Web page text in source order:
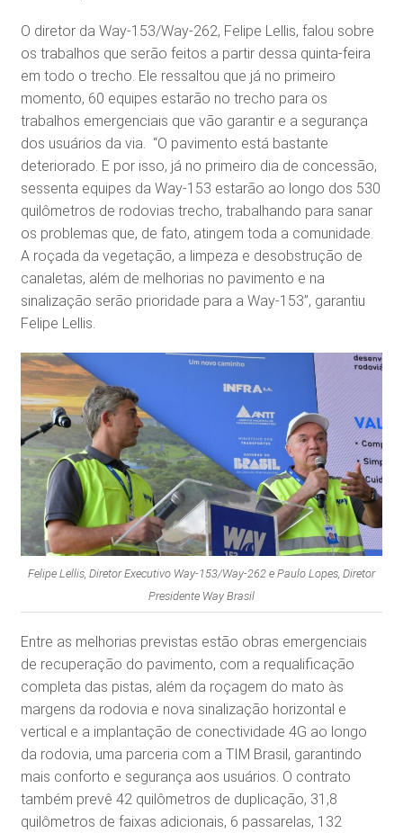
O diretor da Way-153/Way-262, Felipe Lellis, falou sobre
os trabalhos que serão feitos a partir dessa quinta-feira
em todo o trecho. Ele ressaltou que já no primeiro
momento, 60 equipes estarão no trecho para os
trabalhos emergenciais que vão garantir e a segurança
dos usuários da via. “O pavimento está bastante
deteriorado. E por isso, já no primeiro dia de concessão,
sessenta equipes da Way-153 estarão ao longo dos 530
quilômetros de rodovias trecho, trabalhando para sanar
os problemas que, de fato, atingem toda a comunidade.
A roçada da vegetação, a limpeza e desobstrução de
canaletas, além de melhorias no pavimento e na
sinalização serão prioridade para a Way-153”, garantiu
Felipe Lellis.
Felipe Lellis, Diretor Executivo Way-153/Way-262 e Paulo Lopes, Diretor
Presidente Way Brasil
Entre as melhorias previstas estão obras emergenciais
de recuperação do pavimento, com a requalificação
completa das pistas, além da roçagem do mato às
margens da rodovia e nova sinalização horizontal e
vertical e a implantação de conectividade 4G ao longo
da rodovia, uma parceria com a TIM Brasil, garantindo
mais conforto e segurança aos usuários. O contrato
também prevê 42 quilômetros de duplicação, 31,8
quilômetros de faixas adicionais, 6 passarelas, 132